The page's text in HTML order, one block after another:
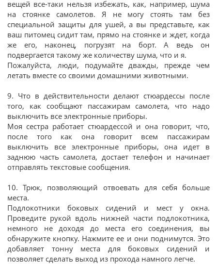
вещей все-таки нельзя избежать, как, например, шума
на стоянке самолетов. Я не могу стоять там без
специальной защиты для ушей, а вы представьте, как
ваш питомец сидит там, прямо на стоянке и ждет, когда
же его, наконец, погрузят на борт. А ведь он
подвергается такому же количеству шума, что и я.
Пожалуйста, люди, подумайте дважды, прежде чем
летать вместе со своими домашними животными.
9. Что в действительности делают стюардессы после
того, как сообщают пассажирам самолета, что надо
выключить все электронные приборы.
Моя сестра работает стюардессой и она говорит, что,
после того как она говорит всем пассажирам
выключить все электронные приборы, она идет в
заднюю часть самолета, достает телефон и начинает
отправлять текстовые сообщения.
10. Трюк, позволяющий отвоевать для себя больше
места.
Подлокотники боковых сидений и мест у окна.
Проведите рукой вдоль нижней части подлокотника,
немного не доходя до места его соединения, вы
обнаружите кнопку. Нажмите ее и они поднимутся. Это
добавляет тонну места для боковых сидений и
позволяет сделать выход из прохода намного легче.